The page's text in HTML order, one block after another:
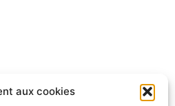
aux cookies